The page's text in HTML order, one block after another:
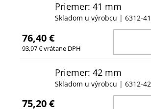
Priemer: 41 mm
Skladom u výrobcu | 6312-41
76,40 €
93,97 € vrátane DPH
Priemer: 42 mm
Skladom u výrobcu | 6312-42
75,20 €